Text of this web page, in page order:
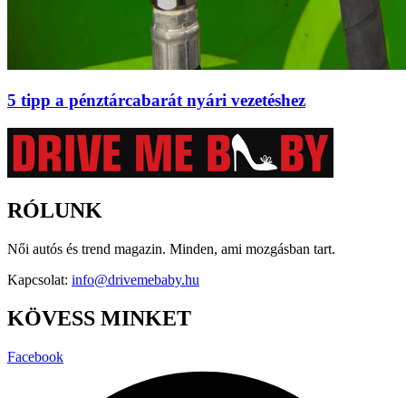
5 tipp a pénztárcabarát nyári vezetéshez
RÓLUNK
Női autós és trend magazin. Minden, ami mozgásban tart.
Kapcsolat: info@drivemebaby.hu
KÖVESS MINKET
Facebook